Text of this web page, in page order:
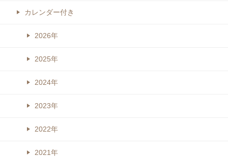
カレンダー付き
2026年
2025年
2024年
2023年
2022年
2021年